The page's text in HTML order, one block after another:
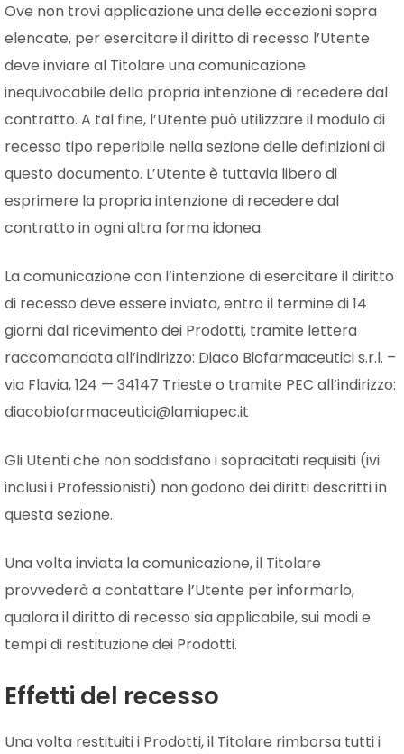
Ove non trovi applicazione una delle eccezioni sopra
elencate, per esercitare il diritto di recesso l’Utente
deve inviare al Titolare una comunicazione
inequivocabile della propria intenzione di recedere dal
contratto. A tal fine, l’Utente può utilizzare il modulo di
recesso tipo reperibile nella sezione delle definizioni di
questo documento. L’Utente è tuttavia libero di
esprimere la propria intenzione di recedere dal
contratto in ogni altra forma idonea.
La comunicazione con l’intenzione di esercitare il diritto
di recesso deve essere inviata, entro il termine di 14
giorni dal ricevimento dei Prodotti, tramite lettera
raccomandata all’indirizzo: Diaco Biofarmaceutici s.r.l. –
via Flavia, 124 — 34147 Trieste o tramite PEC all’indirizzo:
diacobiofarmaceutici@lamiapec.it
Gli Utenti che non soddisfano i sopracitati requisiti (ivi
inclusi i Professionisti) non godono dei diritti descritti in
questa sezione.
Una volta inviata la comunicazione, il Titolare
provvederà a contattare l’Utente per informarlo,
qualora il diritto di recesso sia applicabile, sui modi e
tempi di restituzione dei Prodotti.
Effetti del recesso
Una volta restituiti i Prodotti, il Titolare rimborsa tutti i